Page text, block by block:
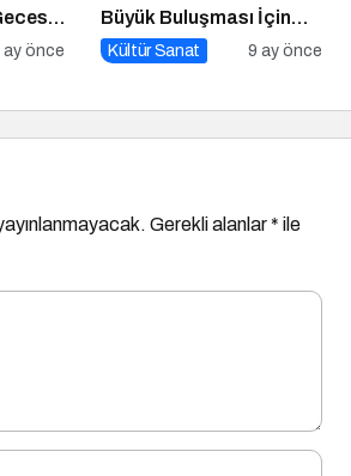
ay önce
Büyük Buluşması İçin
İstanbul Hazır!
Kültür Sanat 9 ay önce
Gerekli alanlar* ile